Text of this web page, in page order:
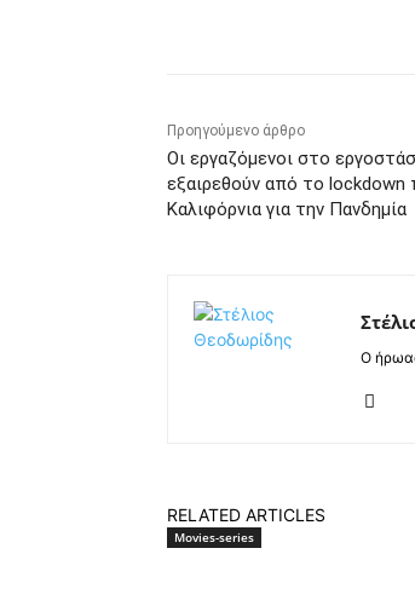
Προηγούμενο άρθρο
Οι εργαζόμενοι στο
εξαιρεθούν από το lockdown
Καλιφόρνια για την Πανδημία
Ο
RELATED ARTICLES
Movies-series